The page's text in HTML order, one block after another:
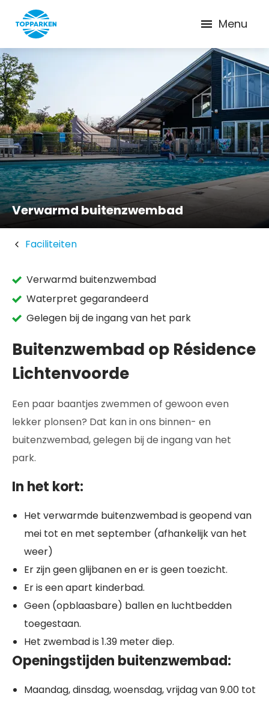
Menu
Verwarmd buitenzwembad
Faciliteiten
Verwarmd buitenzwembad
Waterpret gegarandeerd
Gelegen bij de ingang van het park
Buitenzwembad op Résidence
Lichtenvoorde
Een paar baantjes zwemmen of gewoon even
lekker plonsen? Dat kan in ons binnen- en
buitenzwembad, gelegen bij de ingang van het
park.
In het kort:
Het verwarmde buitenzwembad is geopend van
mei tot en met september (afhankelijk van het
weer)
Er zijn geen glijbanen en er is geen toezicht.
Er is een apart kinderbad.
Geen (opblaasbare) ballen en luchtbedden
toegestaan.
Het zwembad is 1.39 meter diep.
Openingstijden buitenzwembad:
Maandag, dinsdag, woensdag, vrijdag van 9.00 tot